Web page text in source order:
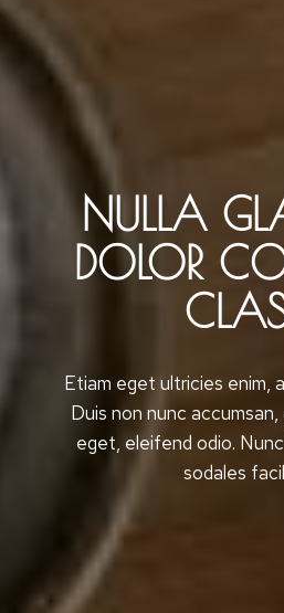
NULLA
DOLOR
Etiam eget ultricies enim,
Duis non nunc
eget, eleifend odio.
sodales